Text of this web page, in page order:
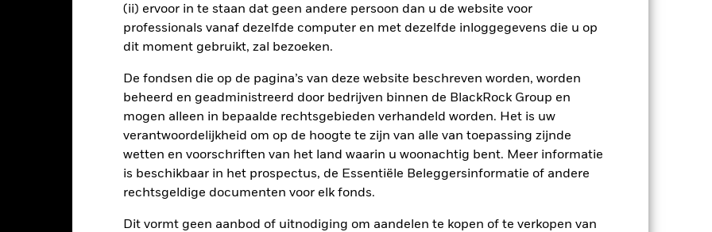
(ii) ervoor in te staan dat geen andere persoon dan u de website voor
professionals vanaf dezelfde computer en met dezelfde inloggegevens die u op
dit moment gebruikt, zal bezoeken.
De fondsen die op de pagina’s van deze website beschreven worden, worden
beheerd en geadministreerd door bedrijven binnen de BlackRock Group en
mogen alleen in bepaalde rechtsgebieden verhandeld worden. Het is uw
verantwoordelijkheid om op de hoogte te zijn van alle van toepassing zijnde
wetten en voorschriften van het land waarin u woonachtig bent. Meer informatie
is beschikbaar in het prospectus, de Essentiële Beleggersinformatie of andere
rechtsgeldige documenten voor elk fonds.
Dit vormt geen aanbod of uitnodiging om aandelen te kopen of te verkopen van
10 jaar vergeleken met de benchmark. Het kan u helpen om te beoordelen hoe het product in
verleden werd beheerd en het met de benchmark te vergelijken.
chart has 1 X axis displaying categories.
chart has 1 Y axis displaying Values. Range: -15 to 20.